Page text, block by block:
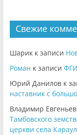
Свежие
Шарикк записи
Роман к записи
Юрий Даниловк
наставник с
Владимир
Тамбовского
церкви села Караул